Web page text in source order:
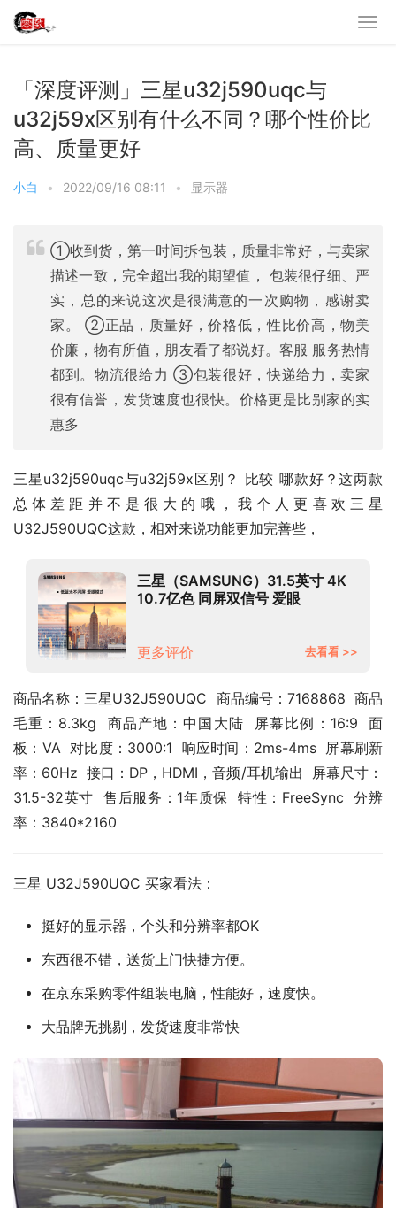
「深度评测」三星u32j590uqc与
u32j59x区别有什么不同？哪个性价比
高、质量更好
小白 • 2022/09/16 08:11 • 显示器
①收到货，第一时间拆包装，质量非常好，与卖家
描述一致，完全超出我的期望值， 包装很仔细、严
实，总的来说这次是很满意的一次购物，感谢卖
家。 ②正品，质量好，价格低，性比价高，物美
价廉，物有所值，朋友看了都说好。客服 服务热情
都到。物流很给力 ③包装很好，快递给力，卖家
很有信誉，发货速度也很快。价格更是比别家的实
惠多
三星u32j590uqc与u32j59x区别？ 比较 哪款好？这两款
总体差距并不是很大的哦，我个人更喜欢三星
U32J590UQC这款，相对来说功能更加完善些，
三星（SAMSUNG）31.5英寸 4K
10.7亿色 同屏双信号 爱眼
更多评价
去看看 >>
商品名称：三星U32J590UQC  商品编号：7168868  商品
毛重：8.3kg  商品产地：中国大陆  屏幕比例：16:9  面
板：VA  对比度：3000:1  响应时间：2ms-4ms  屏幕刷新
率：60Hz  接口：DP，HDMI，音频/耳机输出  屏幕尺寸：
31.5-32英寸  售后服务：1年质保  特性：FreeSync  分辨
率：3840*2160
三星 U32J590UQC 买家看法：
挺好的显示器，个头和分辨率都OK
东西很不错，送货上门快捷方便。
在京东采购零件组装电脑，性能好，速度快。
大品牌无挑剔，发货速度非常快